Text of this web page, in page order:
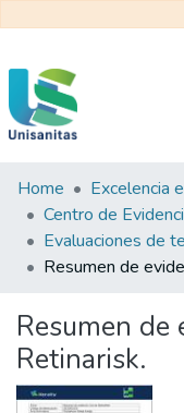
Inicio
Web
Unisanitas
Web
Biblioteca
Home
Excelencia
Resumen de
Retinarisk.